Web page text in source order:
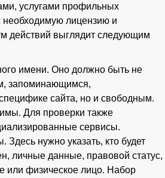
услугами профильных
лицензию и
действий выглядит следующим
имени. Оно должно быть не
запоминающимся,
сайта, но и свободным.
Для проверки также
сервисы.
Здесь нужно указать, кто будет
личные данные, правовой статус,
или физическое лицо. Набор